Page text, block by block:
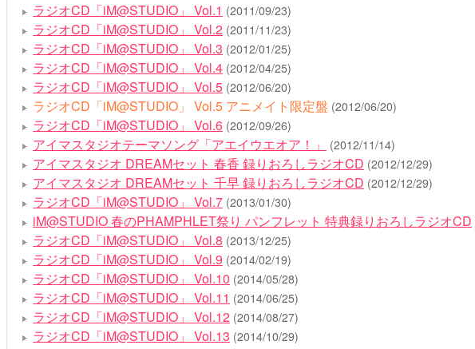
ラジオCD「iM@STUDIO」 Vol.1 (2011/09/23)
ラジオCD「iM@STUDIO」 Vol.2 (2011/11/23)
ラジオCD「iM@STUDIO」 Vol.3 (2012/01/25)
ラジオCD「iM@STUDIO」 Vol.4 (2012/04/25)
ラジオCD「iM@STUDIO」 Vol.5 (2012/06/20)
ラジオCD「iM@STUDIO」 Vol.5 アニメイト限定盤 (2012/06/20)
ラジオCD「iM@STUDIO」 Vol.6 (2012/09/26)
アイマスタジオテーマソング「アエイウエオア！」 (2012/11/14)
アイマスタジオ DREAMセット 春香 録りおろしラジオCD (2012/12/29)
アイマスタジオ DREAMセット 千早 録りおろしラジオCD (2012/12/29)
ラジオCD「iM@STUDIO」 Vol.7 (2013/01/30)
iM@STUDIO 春のPHAMPHLET祭り パンフレット 特典録りおろしラジオCD
ラジオCD「iM@STUDIO」 Vol.8 (2013/12/25)
ラジオCD「iM@STUDIO」 Vol.9 (2014/02/19)
ラジオCD「iM@STUDIO」 Vol.10 (2014/05/28)
ラジオCD「iM@STUDIO」 Vol.11 (2014/06/25)
ラジオCD「iM@STUDIO」 Vol.12 (2014/08/27)
ラジオCD「iM@STUDIO」 Vol.13 (2014/10/29)